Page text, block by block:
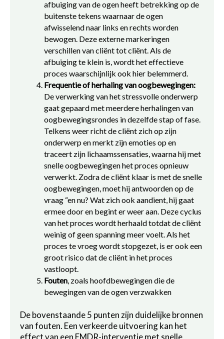
afbuiging van de ogen heeft betrekking op de
buitenste tekens waarnaar de ogen
afwisselend naar links en rechts worden
bewogen. Deze externe markeringen
verschillen van cliënt tot cliënt. Als de
afbuiging te klein is, wordt het effectieve
proces waarschijnlijk ook hier belemmerd.
Frequentie of herhaling van oogbewegingen:
De verwerking van het stressvolle onderwerp
gaat gepaard met meerdere herhalingen van
oogbewegingsrondes in dezelfde stap of fase.
Telkens weer richt de cliënt zich op zijn
onderwerp en merkt zijn emoties op en
traceert zijn lichaamssensaties, waarna hij met
snelle oogbewegingen het proces opnieuw
verwerkt. Zodra de cliënt klaar is met de snelle
oogbewegingen, moet hij antwoorden op de
vraag “en nu? Wat zich ook aandient, hij gaat
ermee door en begint er weer aan. Deze cyclus
van het proces wordt herhaald totdat de cliënt
weinig of geen spanning meer voelt. Als het
proces te vroeg wordt stopgezet, is er ook een
groot risico dat de cliënt in het proces
vastloopt.
Fouten, zoals hoofdbewegingen die de
bewegingen van de ogen verzwakken
De bovenstaande 5 punten zijn duidelijke bronnen
van fouten. Een verkeerde uitvoering kan het
effect van een EMDR-interventie met snelle